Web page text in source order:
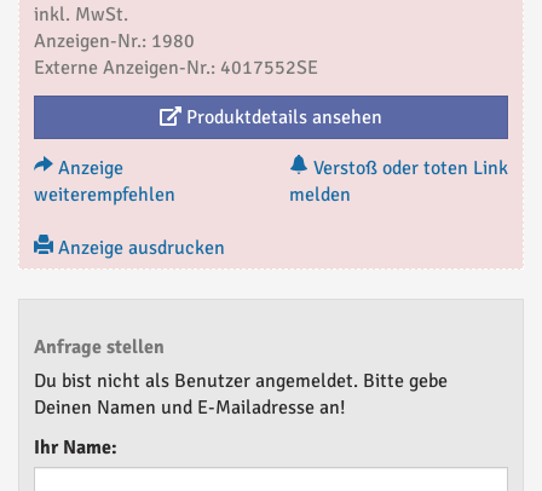
inkl. MwSt.
Anzeigen-Nr.: 1980
Externe Anzeigen-Nr.: 4017552SE
Produktdetails ansehen
Anzeige
weiterempfehlen
Verstoß oder toten Link
melden
Anzeige ausdrucken
Anfrage stellen
Du bist nicht als Benutzer angemeldet. Bitte gebe
Deinen Namen und E-Mailadresse an!
Ihr Name: